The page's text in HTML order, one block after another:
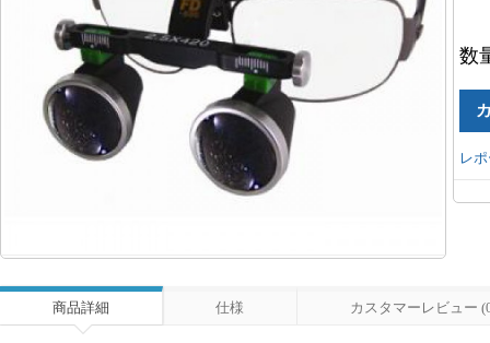
数
レ
商品詳細 仕様 カスタマーレビュー